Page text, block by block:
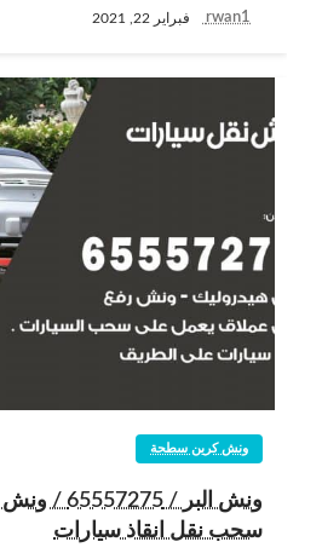
rwan1 فبراير 22, 2021
ونش كرين سطحة
ونش البر /
سحب نقل انقاذ سيارات